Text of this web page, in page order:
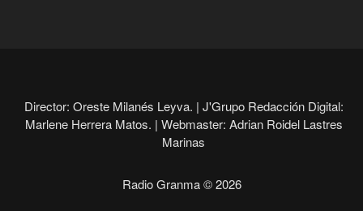
Director: Oreste Milanés Leyva. | J'Grupo Redacción Digital:
Marlene Herrera Matos. | Webmaster: Adrian Roidel Lastres
Marinas
Radio Granma © 2026